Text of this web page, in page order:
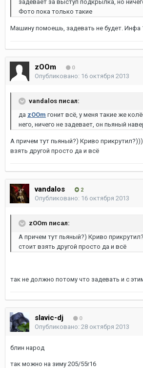
задевает за выступ подкрылка, но
Фото пока только такие
Машину помоешь, задевать не будет. Инфа
zOOm 0
Опубликовано: 16 октября 2013
vandalos писал:
да zOOm гонит всё, у меня такие же
него, ничего не задевает, он пьяный
А причем тут пьяный?) Криво
взять другой просто да и всё
vandalos 2
Опубликовано: 16 октября 2013
zOOm писал:
А причем тут пьяный?) Криво
стоит взять другой просто да и всё
так не должно потому что задевать и с
slavic-dj 0
Опубликовано: 28 октября 2013
блин народ
так можно на зиму 205/55r16